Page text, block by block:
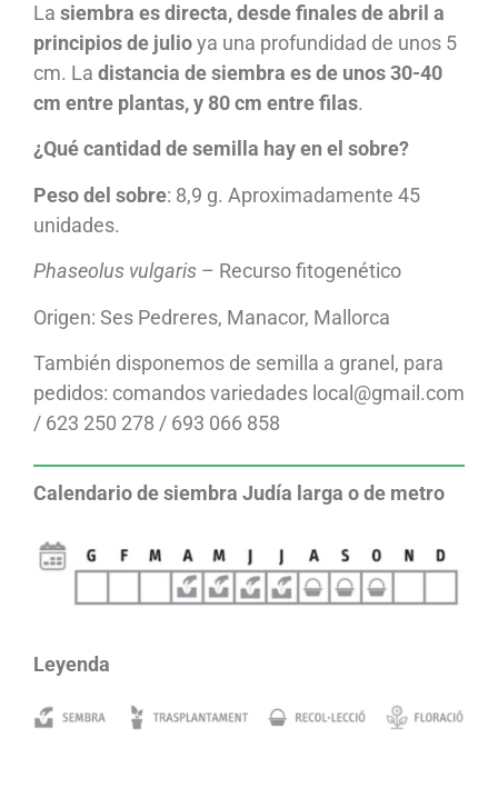
La siembra es directa, desde finales de abril a
principios de julioya una profundidad de unos 5
cm. La distancia de siembra es de unos 30-40
cm entre plantas, y 80 cm entre filas.
¿Qué cantidad de semilla hay en el sobre?
Peso del sobre: 8,9 g. Aproximadamente 45
unidades.
Phaseolus vulgaris – Recurso fitogenético
Origen: Ses Pedreres, Manacor, Mallorca
También disponemos de semilla a granel, para
pedidos: comandos variedades local@gmail.com
/ 623 250 278 / 693 066 858
Calendario de siembra Judía larga o de metro
Leyenda